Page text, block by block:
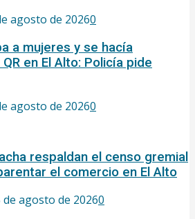
agosto de 20260
a mujeres y se hacía
en El Alto: Policía pide
agosto de 20260
respaldan el censo gremial
el comercio en El Alto
de agosto de 20260